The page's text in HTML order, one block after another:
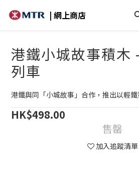
| 網上商店
港鐵小城故事積木
列車
港鐵與同「小城故事」合作，推出以輕
HK$498.00
售罄
加入追蹤清單